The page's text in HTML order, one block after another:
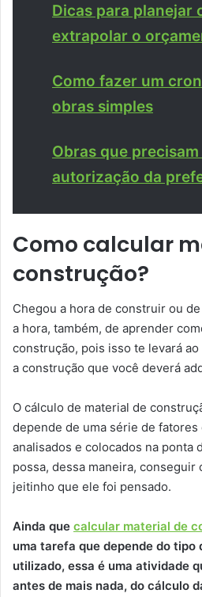
Dicas para planejar
extrapolar o
Como fazer um
obras simples
Obras que precisam
autorização da
Como calcular
construção?
Chegou a hora de construir ou
a hora, também, de aprender
construção, pois isso te levará
a construção que você deverá
O cálculo de material de
depende de uma série de
analisados e colocados na ponta
possa, dessa maneira,
jeitinho que ele foi pensado.
Ainda que calcular material de
uma tarefa que depende do tipo
utilizado, essa é uma atividade
antes de mais nada, do cálculo